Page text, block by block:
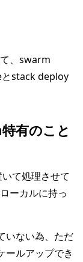
、swarm
stack deploy
有のこと
て処理させて
ーカルに持っ
いない為、ただ
ールアップでき